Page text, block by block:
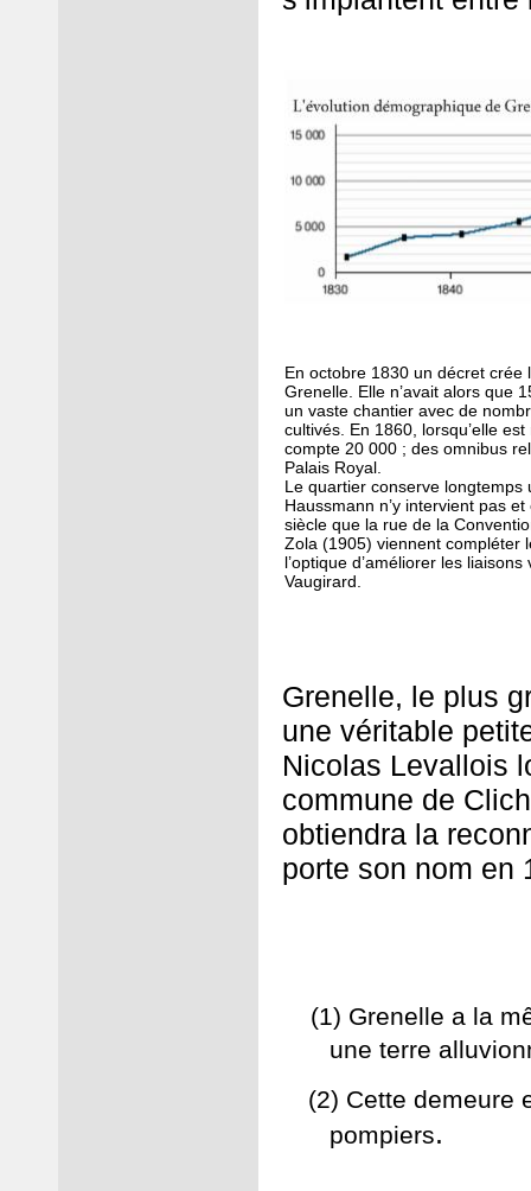
En octobre 1830 un décret crée
Grenelle. Elle n’avait alors que
un vaste chantier avec de
cultivés. En 1860, lorsqu’elle
compte 20 000 ; des omnibus
Palais Royal.
Le quartier conserve longtemps
Haussmann n’y intervient pas et
siècle que la rue de la
Zola (1905) viennent compléter
l’optique d’améliorer les
Vaugirard.
Grenelle, le plus
une véritable
Nicolas Levallois
commune de
obtiendra la
porte son nom en
(1) Grenelle a la
une terre
(2) Cette demeure
pompiers.